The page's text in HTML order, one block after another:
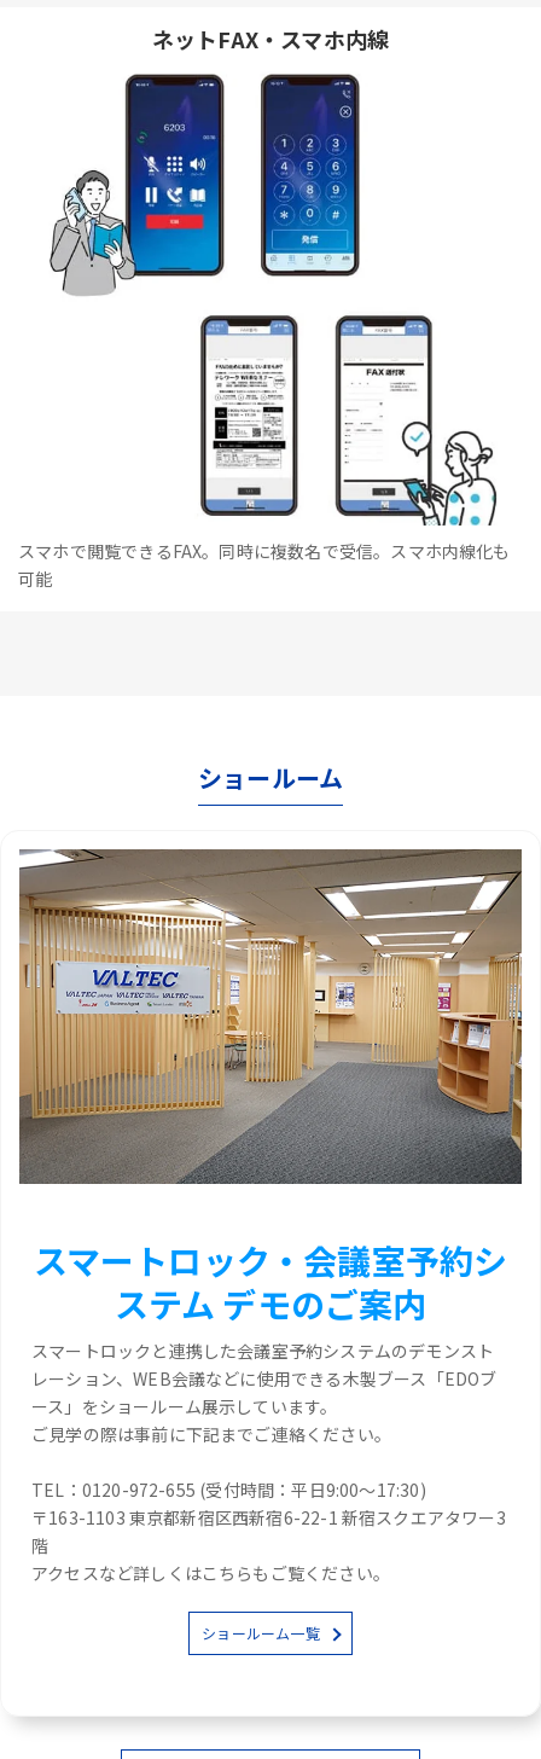
ネットFAX・スマホ内線
スマホで閲覧できるFAX。同時に複数名で受信。スマホ内線化も
可能
ショールーム
スマートロック・会議室予約シ
ステム デモのご案内
スマートロックと連携した会議室予約システムのデモンスト
レーション、WEB会議などに使用できる木製ブース「EDOブ
ース」をショールーム展示しています。
ご見学の際は事前に下記までご連絡ください。
TEL：0120-972-655 (受付時間：平日9:00～17:30)
〒163-1103 東京都新宿区西新宿6-22-1 新宿スクエアタワー3
階
アクセスなど詳しくはこちらもご覧ください。
ショールーム一覧